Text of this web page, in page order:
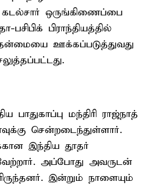
கடல்சார் ஒருங்கிணைப்பை
பிராந்தியத்தில்
ஊக்கப்படுத்துவது
மந்திரி ராஜ்நாத்
சென்றடைந்துள்ளார்.
இந்திய தூதர்
அப்போது அவருடன்
இன்றும் நாளையும்